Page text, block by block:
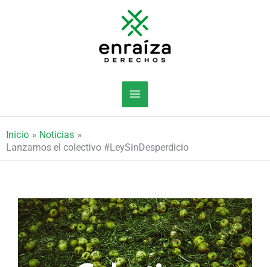
Inicio
Noticias
Lanzamos el colectivo #LeySinDesperdicio